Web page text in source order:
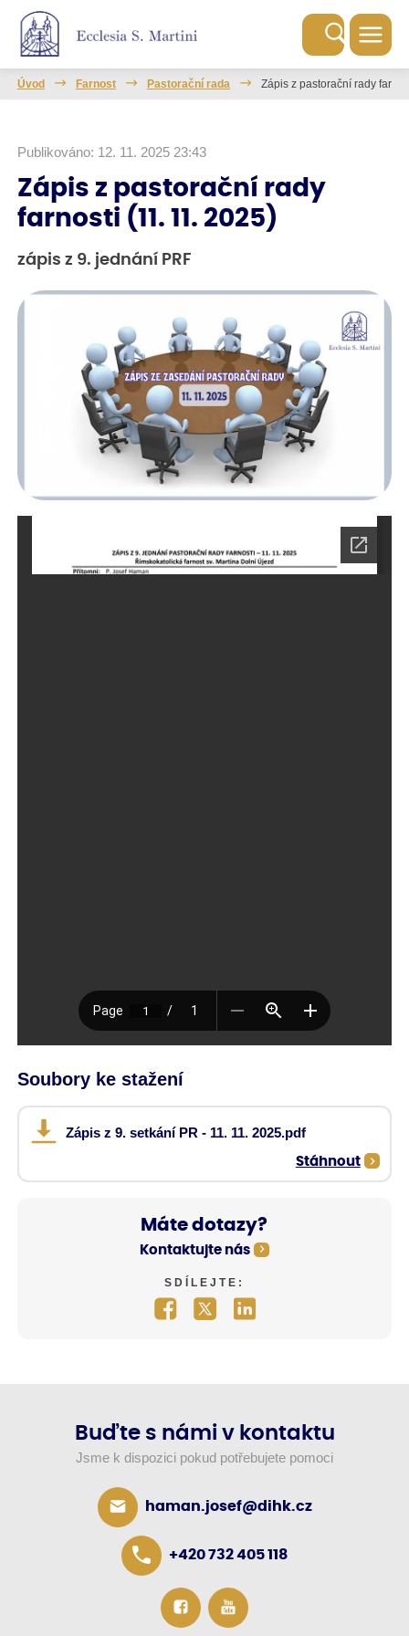
Úvod Farnost Pastorační rada Zápis z pastorační rady
Publikováno: 12. 11. 2025 23:43
Zápis z pastorační rady
farnosti (11. 11. 2025)
zápis z 9. jednání PRF
Soubory ke stažení
Zápis z 9. setkání PR - 11. 11. 2025.pdf
Stáhnout
Máte dotazy?
Kontaktujte nás
SDÍLEJTE:
Buďte s námi v kontaktu
Jsme k dispozici pokud potřebujete pomoci
haman.josef@dihk.cz
+420 732 405 118